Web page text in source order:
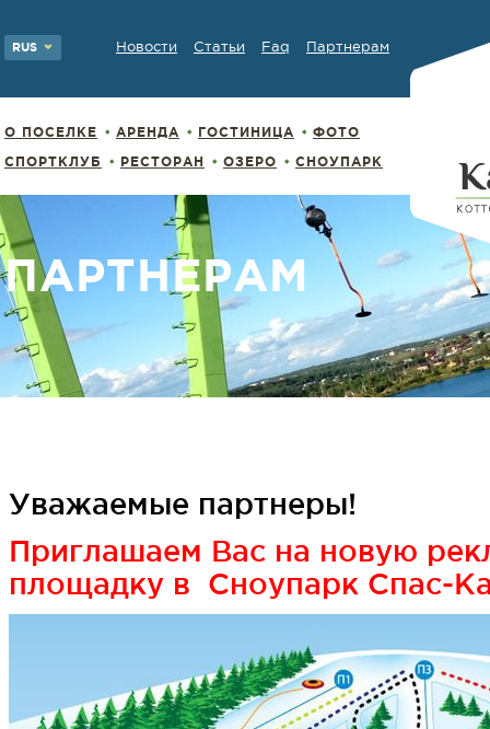
RUS Новости Статьи Faq Партнерам
О ПОСЕЛКЕ АРЕНДА ГОСТИНИЦА ФОТО
СПОРТКЛУБ РЕСТОРАН ОЗЕРО СНОУПАРК
ПАРТНЕРАМ
Уважаемые партнеры!
Приглашаем Вас на новую
площадку в Сноупарк Спас-